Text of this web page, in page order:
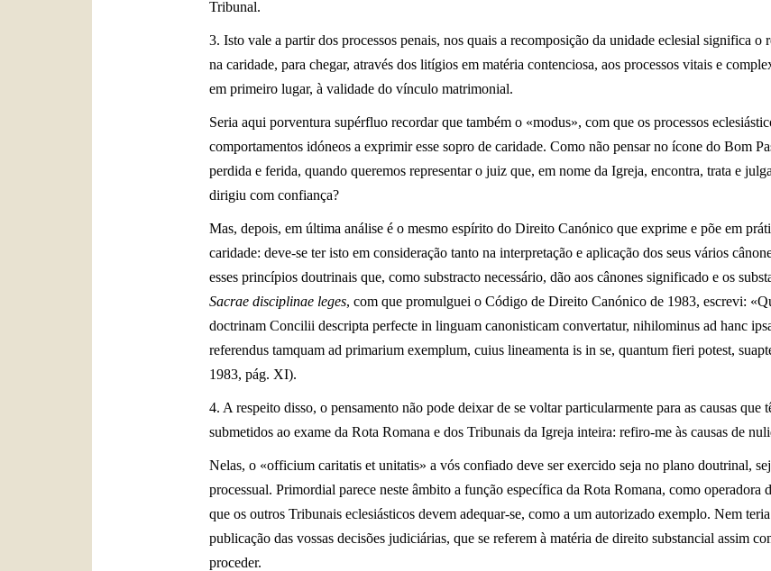
Tribunal.
3. Isto vale a partir dos processos penais, nos quais a recomposição da unidade eclesial significa o
na caridade, para chegar, através dos litígios em matéria contenciosa, aos processos vitais e
em primeiro lugar, à validade do vínculo matrimonial.
Seria aqui porventura supérfluo recordar que também o «modus», com que os processos
comportamentos idóneos a exprimir esse sopro de caridade. Como não pensar no ícone do Bom
perdida e ferida, quando queremos representar o juiz que, em nome da Igreja, encontra, trata e
dirigiu com confiança?
Mas, depois, em última análise é o mesmo espírito do Direito Canónico que exprime e põe em
caridade: deve-se ter isto em consideração tanto na interpretação e aplicação dos seus vários
esses princípios doutrinais que, como substracto necessário, dão aos cânones significado e os
Sacrae disciplinae leges, com que promulguei o Código de Direito Canónico de 1983, escrevi:
doctrinam Concilii descripta perfecte in linguam canonisticam convertatur, nihilominus ad hanc
referendus tamquam ad primarium exemplum, cuius lineamenta is in se, quantum fieri potest,
1983, pág. XI).
4. A respeito disso, o pensamento não pode deixar de se voltar particularmente para as causas que
submetidos ao exame da Rota Romana e dos Tribunais da Igreja inteira: refiro-me às causas de
Nelas, o «officium caritatis et unitatis» a vós confiado deve ser exercido seja no plano doutrinal,
processual. Primordial parece neste âmbito a função específica da Rota Romana, como operadora
que os outros Tribunais eclesiásticos devem adequar-se, como a um autorizado exemplo. Nem
publicação das vossas decisões judiciárias, que se referem à matéria de direito substancial assim
proceder.